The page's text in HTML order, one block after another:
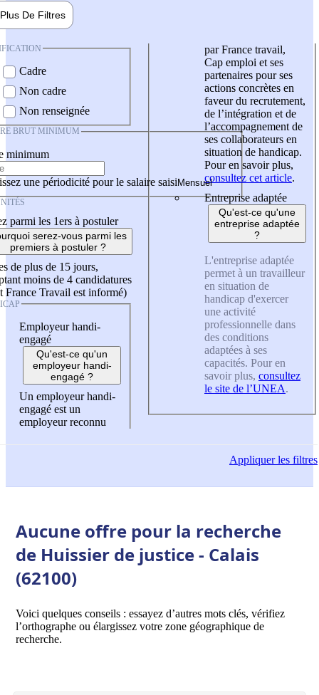
Plus De Filtres
Cadre
Non cadre
Non renseignée
BRUT MINIMUM
minimum
une périodicité pour le salaire saisi
parmi les 1ers à postuler
serez-vous parmi les
premiers à postuler ?
de plus de 15 jours,
moins de 4 candidatures
France Travail est informé)
Employeur handi-
engagé
Qu'est-ce qu'un
employeur handi-
engagé ?
Un employeur handi-
engagé est un
employeur reconnu
par France travail,
Cap emploi et ses
partenaires pour ses
actions concrètes en
faveur du recrutement,
de l’intégration et de
l’accompagnement de
ses collaborateurs en
situation de handicap.
Pour en savoir plus,
consultez cet article.
Entreprise adaptée
Qu'est-ce qu'une
entreprise adaptée
?
L'entreprise adaptée
permet à un travailleur
en situation de
handicap d'exercer
une activité
professionnelle dans
des conditions
adaptées à ses
capacités. Pour en
savoir plus, consultez
le site de l’UNEA.
Appliquerles filtres
Aucune offre pour la recherche
de Huissier de justice - Calais
(62100)
Voici quelques conseils : essayez d’autres mots clés, vérifiez
l’orthographe ou élargissez votre zone géographique de
recherche.